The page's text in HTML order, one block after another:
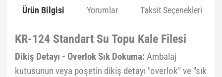
Ürün Bilgisi Yorumlar Taksit Seçenekleri
KR-124 Standart Su Topu Kale Filesi
Dikiş Detayı - Overlok Sık Dokuma: Ambalaj
kutusunun veya poşetin dikiş detayı "overlok" ve "sık